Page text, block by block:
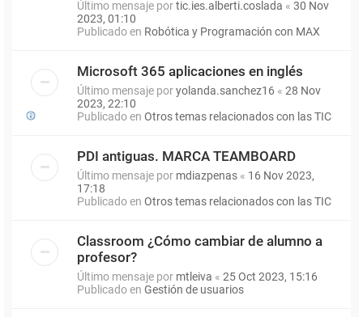
Último mensaje portic.ies.alberti.coslada « 30 Nov
2023, 01:10
Publicado en Robótica y Programación con MAX
Microsoft 365 aplicaciones en inglés
Último mensaje poryolanda.sanchez16 « 28 Nov
2023, 22:10
Publicado en Otros temas relacionados con las TIC
PDI antiguas. MARCA TEAMBOARD
Último mensaje por mdiazpenas « 16 Nov 2023,
17:18
Publicado en Otros temas relacionados con las TIC
Classroom ¿Cómo cambiar de alumno a
profesor?
Último mensaje por mtleiva « 25 Oct 2023, 15:16
Publicado en Gestión de usuarios